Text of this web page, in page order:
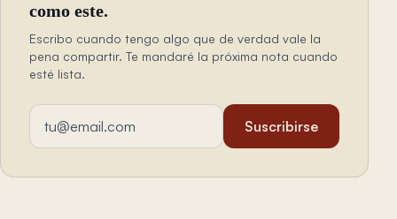
como este.
Escribo cuando tengo algo que de verdad vale la
pena compartir. Te mandaré la próxima nota cuando
esté lista.
Dirección de email
Suscribirse